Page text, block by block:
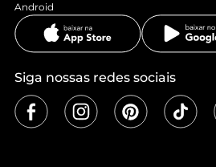
Android
Siga nossas redes sociais